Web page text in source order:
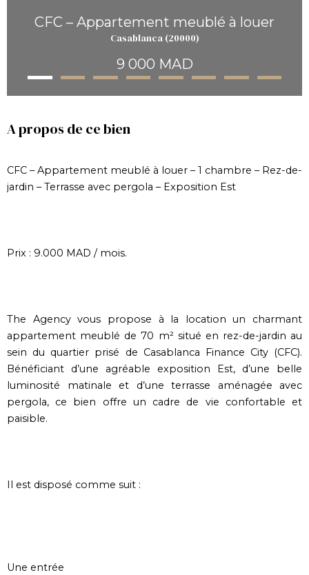
CFC – Appartement meublé à louer
Casablanca (20000)
9 000 MAD
A propos de ce bien
CFC – Appartement meublé à louer – 1 chambre – Rez-de-
jardin – Terrasse avec pergola – Exposition Est
Prix : 9.000 MAD / mois.
The Agency vous propose à la location un charmant
appartement meublé de 70 m² situé en rez-de-jardin au
sein du quartier prisé de Casablanca Finance City (CFC).
Bénéficiant d’une agréable exposition Est, d’une belle
luminosité matinale et d’une terrasse aménagée avec
pergola, ce bien offre un cadre de vie confortable et
paisible.
Il est disposé comme suit :
Une entrée